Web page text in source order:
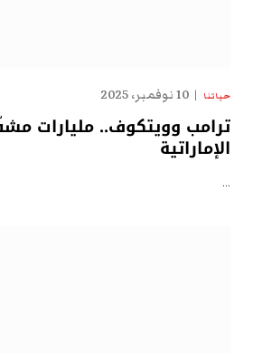
حياتنا 10 نوفمبر، 2025
ترامب وويتكوف.. مليارات
الإماراتية
…